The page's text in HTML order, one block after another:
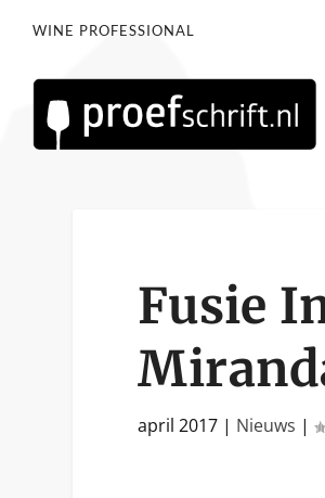
WINE PROFESSIONAL
Fusie
april 2017 | Nieuws |